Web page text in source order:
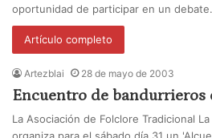
oportunidad de participar en un
Artículo completo
Artezblai 28 de mayo de 2003
Encuentro de bandurrieros
La Asociación de Folclore Tradicional